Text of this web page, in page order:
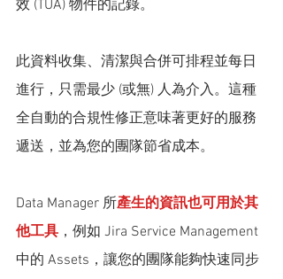
效 (TUA) 物件的記錄。
此資料收集、清潔與合併可排程並每日
進行，只需最少 (或無) 人為介入。這種
全自動的合規性修正意味著更好的服務
遞送，並為您的團隊節省成本。
Data Manager 所產生的資訊也可用於其
他工具 ，例如 Jira Service Management
中的 Assets，讓您的團隊能夠快速同步